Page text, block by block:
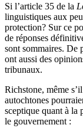
Si l’article 35 de la
linguistiques aux
protection? Sur ce
de réponses
sont sommaires. De
ont aussi des
tribunaux.
Richstone, même
autochtones
sceptique quant à la
le gouvernement :